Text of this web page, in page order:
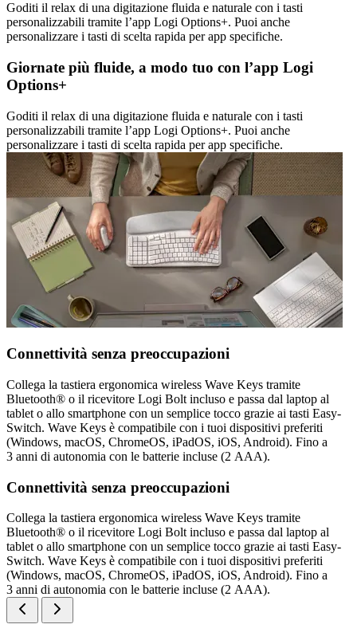
Goditi il relax di una digitazione fluida e naturale con i tasti
personalizzabili tramite l’app Logi Options+. Puoi anche
personalizzare i tasti di scelta rapida per app specifiche.
Giornate più fluide, a modo tuo con l’app Logi
Options+
Goditi il relax di una digitazione fluida e naturale con i tasti
personalizzabili tramite l’app Logi Options+. Puoi anche
personalizzare i tasti di scelta rapida per app specifiche.
Connettività senza preoccupazioni
Collega la tastiera ergonomica wireless Wave Keys tramite
Bluetooth® o il ricevitore Logi Bolt incluso e passa dal laptop al
tablet o allo smartphone con un semplice tocco grazie ai tasti Easy-
Switch. Wave Keys è compatibile con i tuoi dispositivi preferiti
(Windows, macOS, ChromeOS, iPadOS, iOS, Android). Fino a
3 anni di autonomia con le batterie incluse (2 AAA).
Connettività senza preoccupazioni
Collega la tastiera ergonomica wireless Wave Keys tramite
Bluetooth® o il ricevitore Logi Bolt incluso e passa dal laptop al
tablet o allo smartphone con un semplice tocco grazie ai tasti Easy-
Switch. Wave Keys è compatibile con i tuoi dispositivi preferiti
(Windows, macOS, ChromeOS, iPadOS, iOS, Android). Fino a
3 anni di autonomia con le batterie incluse (2 AAA).